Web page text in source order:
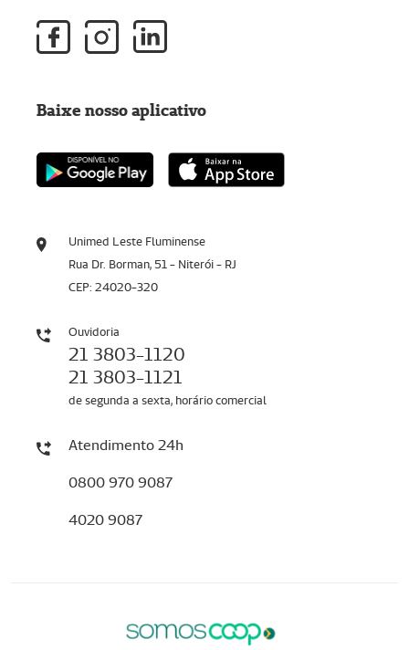
Unimed Leste Fluminense
Rua Dr. Borman, 51 - Niterói - RJ
CEP: 24020-320
Ouvidoria
21 3803-1120
21 3803-1121
de segunda a sexta, horário comercial
Atendimento 24h
0800 970 9087
4020 9087
Baixe nosso aplicativo